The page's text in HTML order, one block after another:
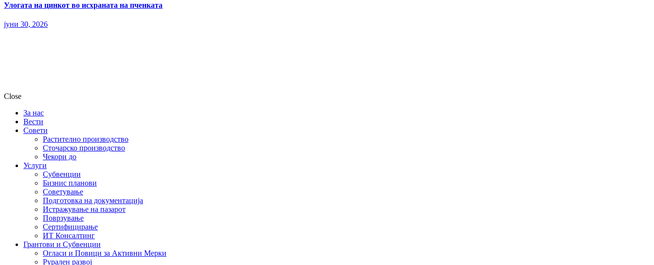
Улогата на цинкот во исхраната на пченката
јуни 30, 2026
Close
За нас
Вести
Совети
Растително производство
Сточарско производство
Чекори до
Услуги
Субвенции
Бизнис планови
Советување
Подготовка на документација
Истражување на пазарот
Поврзување
Сертифицирање
ИТ Консалтинг
Грантови и Субвенции
Огласи и Повици за Активни Мерки
Рурален развој